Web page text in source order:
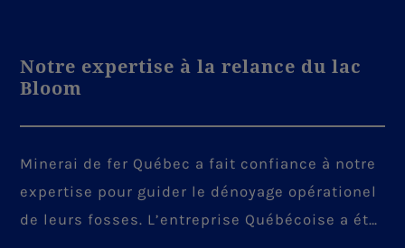
Notre expertise à la relance du lac
Bloom
Minerai de fer Québec a fait confiance à notre
expertise pour guider le dénoyage opérationel
de leurs fosses. L’entreprise Québécoise a été